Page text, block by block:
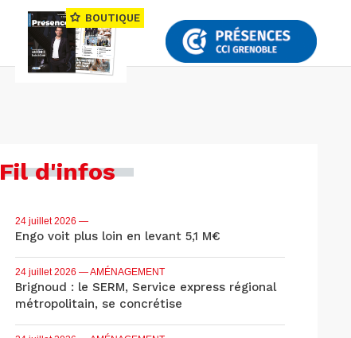
BOUTIQUE
Fil d'infos
24 juillet 2026 —
Engo voit plus loin en levant 5,1 M€
24 juillet 2026 — AMÉNAGEMENT
Brignoud : le SERM, Service express régional
métropolitain, se concrétise